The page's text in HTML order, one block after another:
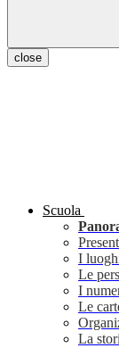
close
Scuola
I
Le
I
Le
La